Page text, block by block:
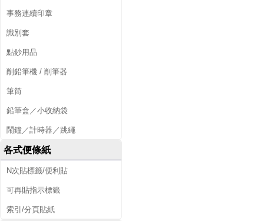
事務連續印章
識別套
點鈔用品
削鉛筆機 / 削筆器
筆筒
鉛筆盒／小收納袋
鬧鐘／計時器／跳繩
各式便條紙
N次貼標籤/便利貼
可再貼指示標籤
索引/分頁貼紙